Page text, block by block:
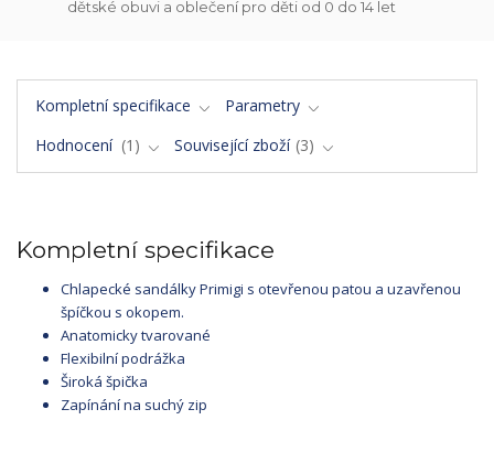
dětské obuvi a oblečení pro děti od 0 do 14 let
Kompletní specifikace
Parametry
Hodnocení
1 Související zboží 3
Kompletní specifikace
Chlapecké sandálky Primigi s otevřenou patou a uzavřenou
špíčkou s okopem.
Anatomicky tvarované
Flexibilní podrážka
Široká špička
Zapínání na suchý zip